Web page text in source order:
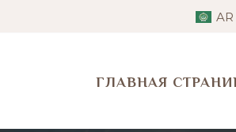
ГЛАВНАЯ
AR